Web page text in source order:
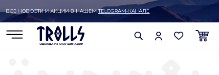
ВСЕ НОВОСТИ И АКЦИИ В НАШЕМTELEGRAM-КАНАЛЕ